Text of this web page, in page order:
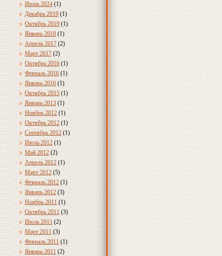
Июнь 2024 (1)
Декабрь 2019 (1)
Октябрь 2019 (1)
Январь 2018 (1)
Апрель 2017 (2)
Март 2017 (2)
Октябрь 2016 (1)
Февраль 2016 (1)
Январь 2016 (1)
Октябрь 2015 (1)
Январь 2013 (1)
Ноябрь 2012 (1)
Октябрь 2012 (1)
Сентябрь 2012 (1)
Июль 2012 (1)
Май 2012 (2)
Апрель 2012 (1)
Март 2012 (5)
Февраль 2012 (1)
Январь 2012 (3)
Ноябрь 2011 (1)
Октябрь 2011 (3)
Июль 2011 (2)
Март 2011 (3)
Февраль 2011 (1)
Январь 2011 (2)